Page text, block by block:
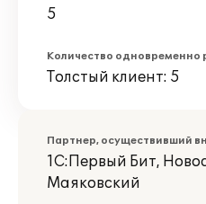
5
Количество одновременно
Толстый клиент: 5
Партнер, осуществивший
1С:Первый Бит,
Маяковский